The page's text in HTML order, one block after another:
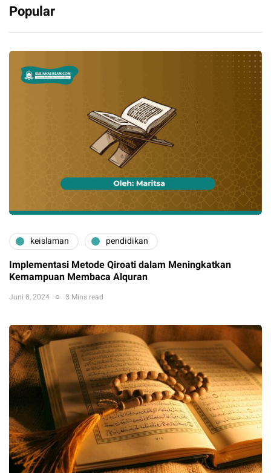
Popular
keislaman pendidikan
Implementasi Metode Qiroati dalam Meningkatkan
Kemampuan Membaca Alquran
Juni 8, 2024 3 Mins read